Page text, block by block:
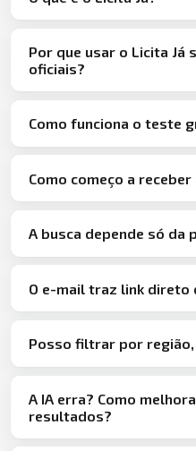
Por que usar o Licita Já
oficiais?
Como funciona o teste
Como começo a
A busca depende só da
O e-mail traz link direto
Posso filtrar por
A IA erra? Como
resultados?